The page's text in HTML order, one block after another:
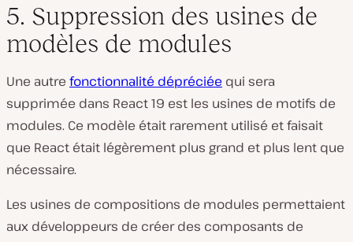
5. Suppression des usines de
modèles de modules
Une autre fonctionnalité dépréciée qui sera
supprimée dans React 19 est les usines de motifs de
modules. Ce modèle était rarement utilisé et faisait
que React était légèrement plus grand et plus lent que
nécessaire.
Les usines de compositions de modules permettaient
aux développeurs de créer des composants de